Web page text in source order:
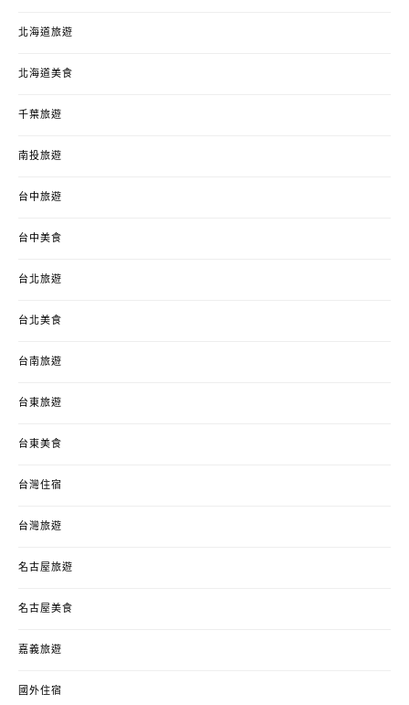
北海道旅遊
北海道美食
千葉旅遊
南投旅遊
台中旅遊
台中美食
台北旅遊
台北美食
台南旅遊
台東旅遊
台東美食
台灣住宿
台灣旅遊
名古屋旅遊
名古屋美食
嘉義旅遊
國外住宿